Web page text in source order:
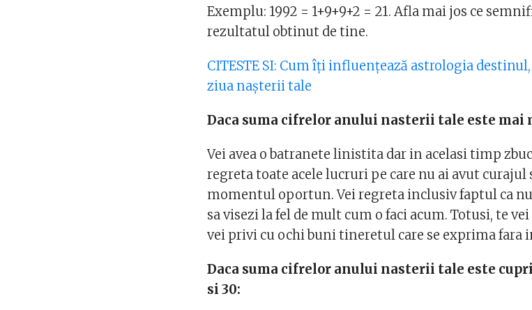
Exemplu: 1992 = 1+9+9+2 = 21. Afla mai jos ce
rezultatul obtinut de tine.
CITESTE SI: Cum îți influențează astrologia
ziua nașterii tale
Daca suma cifrelor anului nasterii tale este mai
Vei avea o batranete linistita dar in acelasi timp
regreta toate acele lucruri pe care nu ai avut curajul
momentul oportun. Vei regreta inclusiv faptul ca
sa visezi la fel de mult cum o faci acum. Totusi, te
vei privi cu ochi buni tineretul care se exprima fara
Daca suma cifrelor anului nasterii tale este
si 30: